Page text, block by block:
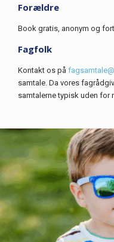
Forældre
Book gratis, anonym og
Fagfolk
Kontakt os på
samtale. Da vores
samtalerne typisk uden for